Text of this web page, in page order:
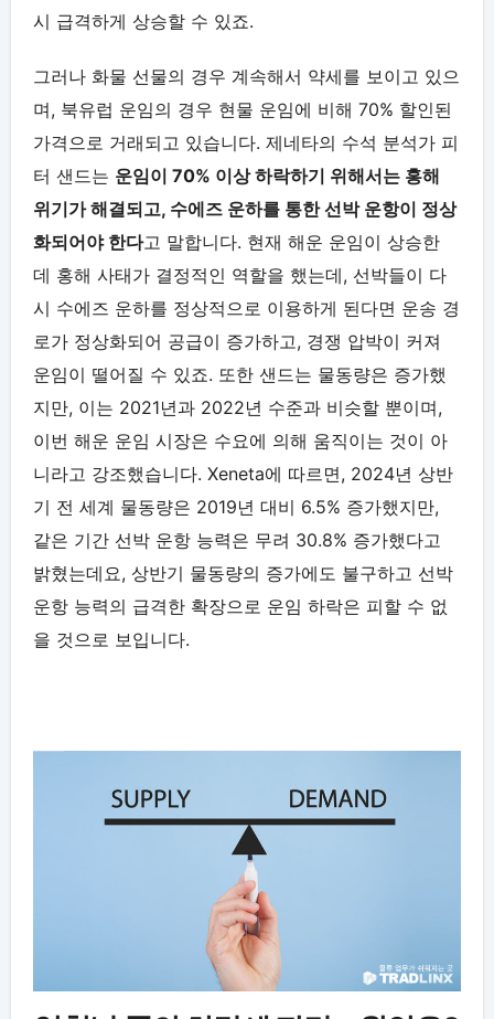
시 급격하게 상승할 수 있죠.
그러나 화물 선물의 경우 계속해서 약세를 보이고 있으
며, 북유럽 운임의 경우 현물 운임에 비해 70% 할인된
가격으로 거래되고 있습니다. 제네타의 수석 분석가 피
터 샌드는 운임이 70% 이상 하락하기 위해서는 홍해
위기가 해결되고, 수에즈 운하를 통한 선박 운항이 정상
화되어야 한다고 말합니다. 현재 해운 운임이 상승한
데 홍해 사태가 결정적인 역할을 했는데, 선박들이 다
시 수에즈 운하를 정상적으로 이용하게 된다면 운송 경
로가 정상화되어 공급이 증가하고, 경쟁 압박이 커져
운임이 떨어질 수 있죠. 또한 샌드는 물동량은 증가했
지만, 이는 2021년과 2022년 수준과 비슷할 뿐이며,
이번 해운 운임 시장은 수요에 의해 움직이는 것이 아
니라고 강조했습니다. Xeneta에 따르면, 2024년 상반
기 전 세계 물동량은 2019년 대비 6.5% 증가했지만,
같은 기간 선박 운항 능력은 무려 30.8% 증가했다고
밝혔는데요, 상반기 물동량의 증가에도 불구하고 선박
운항 능력의 급격한 확장으로 운임 하락은 피할 수 없
을 것으로 보입니다.